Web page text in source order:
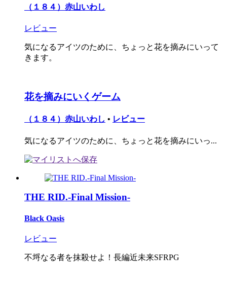
（１８４）赤山いわし
レビュー
気になるアイツのために、ちょっと花を摘みにいって
きます。
花を摘みにいくゲーム
（１８４）赤山いわし • レビュー
気になるアイツのために、ちょっと花を摘みにいっ...
THE RID.-Final Mission-
Black Oasis
レビュー
不埒なる者を抹殺せよ！長編近未来SFRPG